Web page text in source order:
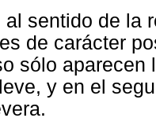
al sentido de la
de carácter
sólo
y en el